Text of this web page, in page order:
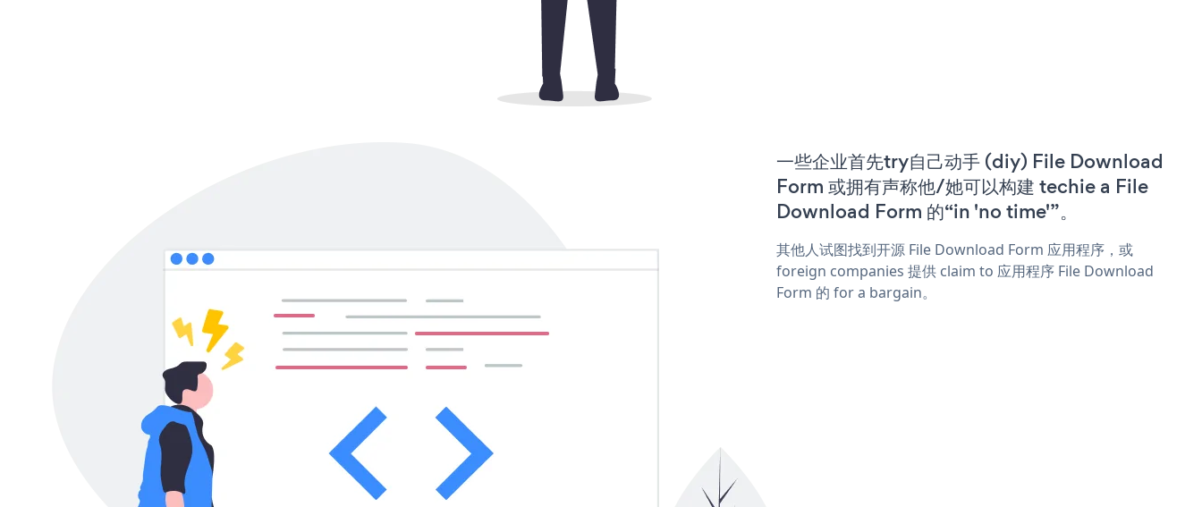
一些企业首先try自己动手 (diy) File Download
Form 或拥有声称他/她可以构建 techie a File
Download Form 的“in 'no time'”。
其他人试图找到开源 File Download Form 应用程序，或
foreign companies 提供 claim to 应用程序 File Download
Form 的 for a bargain。